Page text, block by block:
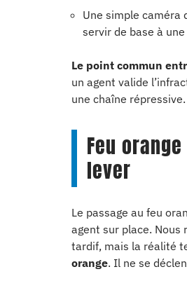
Une simple caméra
servir de base à
Le point commun
un agent valide
une chaîne répressive.
Feu
lever
Le passage au feu
agent sur place. Nous
tardif, mais la réalité
orange. Il ne se